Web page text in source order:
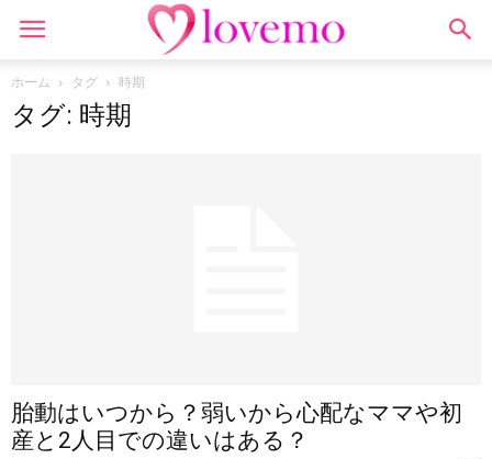
ホーム タグ 時期
タグ: 時期
胎動はいつから？弱いから心配なママや初
産と2人目での違いはある？